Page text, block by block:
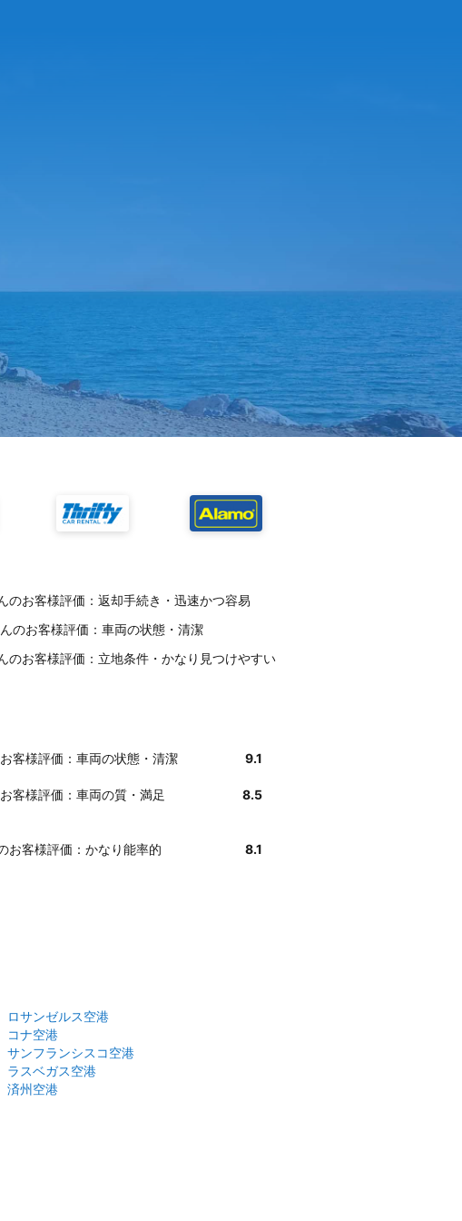
のお客様評価：返却手続き・迅速かつ容易
のお客様評価：車両の状態・清潔
のお客様評価：立地条件・かなり見つけやすい
客様評価：車両の状態・清潔 9.1
客様評価：車両の質・満足 8.5
お客様評価：かなり能率的 8.1
ロサンゼルス空港
コナ空港
サンフランシスコ空港
ラスベガス空港
済州空港